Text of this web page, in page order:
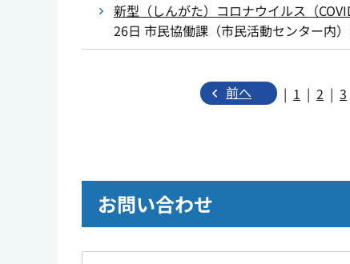
新型（しんがた）コロナウイルス（
26日 市民協働課（市民活動センター内）
前へ | 1 | 2 | 3
お問い合わせ